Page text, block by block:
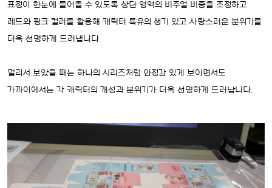
표정이 한눈에 들어올 수 있도록 상단 영역의 비주얼 비중을 조정하고
레드와 핑크 컬러를 활용해 캐릭터 특유의 생기 있고 사랑스러운 분위기를
더욱 선명하게 드러냅니다.
멀리서 보았을 때는 하나의 시리즈처럼 안정감 있게 보이면서도
가까이에서는 각 캐릭터의 개성과 분위기가 더욱 선명하게 드러납니다.